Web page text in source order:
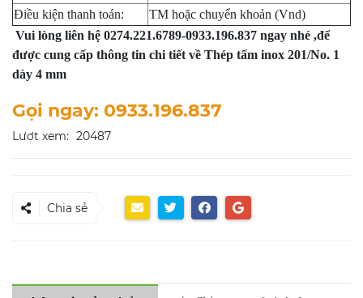
Điều kiện thanh toán:
TM hoặc chuyển khoản (Vnd)
Vui lòng liên hệ 0274.221.6789-0933.196.837 ngay nhé ,để
được cung cấp thông tin chi tiết về Thép tấm inox 201/No. 1
dày 4 mm
Gọi ngay: 0933.196.837
Lượt xem: 20487
Chia sẻ